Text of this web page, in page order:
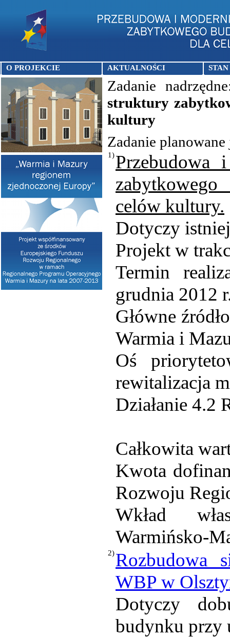
O PROJEKCIE AKTUALNOŚCI
Zadanie
struktury
kultury
Zadanie
1)Przebudowa
celów kultury.
Dotyczy
Projekt w
Termin
grudnia 2012
Główne
Warmia i
Oś
rewitalizacja
Działanie 4.2
Całkowita
Kwota
Rozwoju
Wkład
Warmińsko-
2)Rozbudowa
WBP w
Dotyczy
budynku przy